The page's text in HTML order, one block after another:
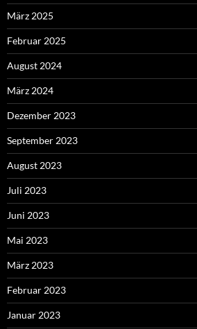
März 2025
Februar 2025
August 2024
März 2024
Dezember 2023
September 2023
August 2023
Juli 2023
Juni 2023
Mai 2023
März 2023
Februar 2023
Januar 2023